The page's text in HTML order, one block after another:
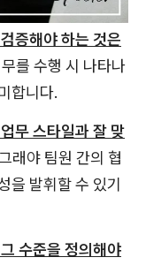
증해야 하는 것은
를 수행 시 나타나
합니다.
무 스타일과 잘 맞
래야 팀원 간의 협
을 발휘할 수 있기
수준을 정의해야